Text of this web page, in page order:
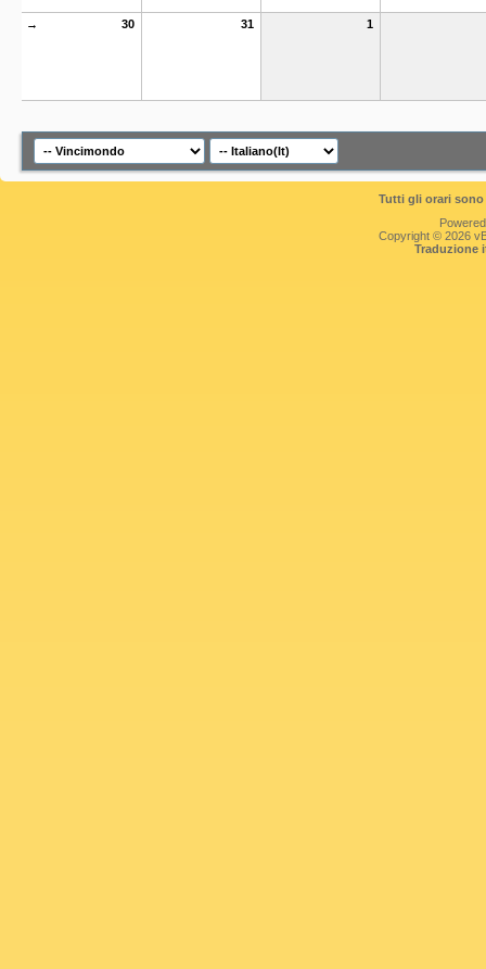
→ 30 31 1
Tutti gli orari
Copyright © 2026
Traduzione